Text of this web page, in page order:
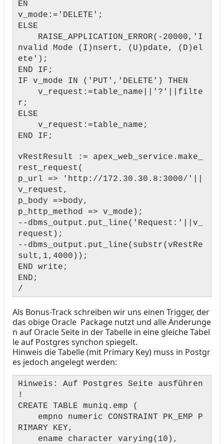
EN
v_mode:='DELETE';
ELSE
RAISE_APPLICATION_ERROR(-20000,'I
nvalid Mode (I)nsert, (U)pdate, (D)el
ete');
END IF;
IF v_mode IN ('PUT','DELETE') THEN
v_request:=table_name||'?'||filte
r;
ELSE
v_request:=table_name;
END IF;
vRestResult := apex_web_service.make_
rest_request(
p_url => 'http://172.30.30.8:3000/'||
v_request,
p_body =>body,
p_http_method => v_mode);
--dbms_output.put_line('Request:'||v_
request);
--dbms_output.put_line(substr(vRestRe
sult,1,4000));
END write;
END;
/
Als Bonus-Track schreiben wir uns einen Trigger, der
das obige Oracle Package nutzt und alle Änderunge
n auf Oracle Seite in der Tabelle in eine gleiche Tabel
le auf Postgres synchon spiegelt.
Hinweis die Tabelle (mit Primary Key) muss in Postgr
es jedoch angelegt werden:
Hinweis: Auf Postgres Seite ausführen
!
CREATE TABLE muniq.emp (
empno numeric CONSTRAINT PK_EMP P
RIMARY KEY,
ename character varying(10),